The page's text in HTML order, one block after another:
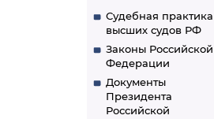
Судебная практика
высших судов РФ
Законы Российской
Федерации
Документы
Президента
Российской